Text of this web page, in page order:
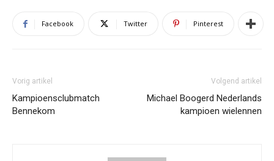
Facebook Twitter Pinterest
Vorig artikel
Kampioensclubmatch
Bennekom
Volgend artikel
Michael Boogerd Nederlands
kampioen wielennen